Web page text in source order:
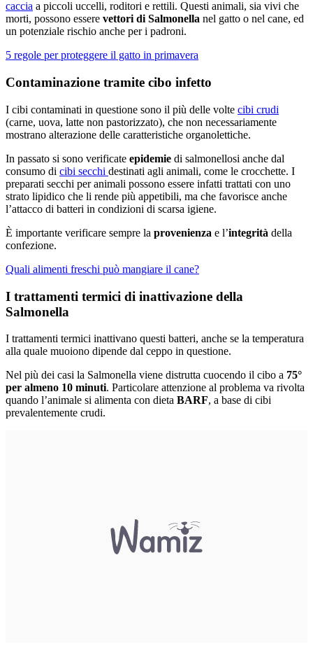
caccia a piccoli uccelli, roditori e rettili. Questi animali, sia vivi che
morti, possono essere vettori di Salmonella nel gatto o nel cane, ed
un potenziale rischio anche per i padroni.
5 regole per proteggere il gatto in primavera
Contaminazione tramite cibo infetto
I cibi contaminati in questione sono il più delle volte cibi crudi
(carne, uova, latte non pastorizzato), che non necessariamente
mostrano alterazione delle caratteristiche organolettiche.
In passato si sono verificate epidemie di salmonellosi anche dal
consumo di cibi secchi destinati agli animali, come le crocchette. I
preparati secchi per animali possono essere infatti trattati con uno
strato lipidico che li rende più appetibili, ma che favorisce anche
l’attacco di batteri in condizioni di scarsa igiene.
È importante verificare sempre la provenienza e l’integrità della
confezione.
Quali alimenti freschi può mangiare il cane?
I trattamenti termici di inattivazione della
Salmonella
I trattamenti termici inattivano questi batteri, anche se la temperatura
alla quale muoiono dipende dal ceppo in questione.
Nel più dei casi la Salmonella viene distrutta cuocendo il cibo a 75°
per almeno 10 minuti. Particolare attenzione al problema va rivolta
quando l’animale si alimenta con dieta BARF, a base di cibi
prevalentemente crudi.